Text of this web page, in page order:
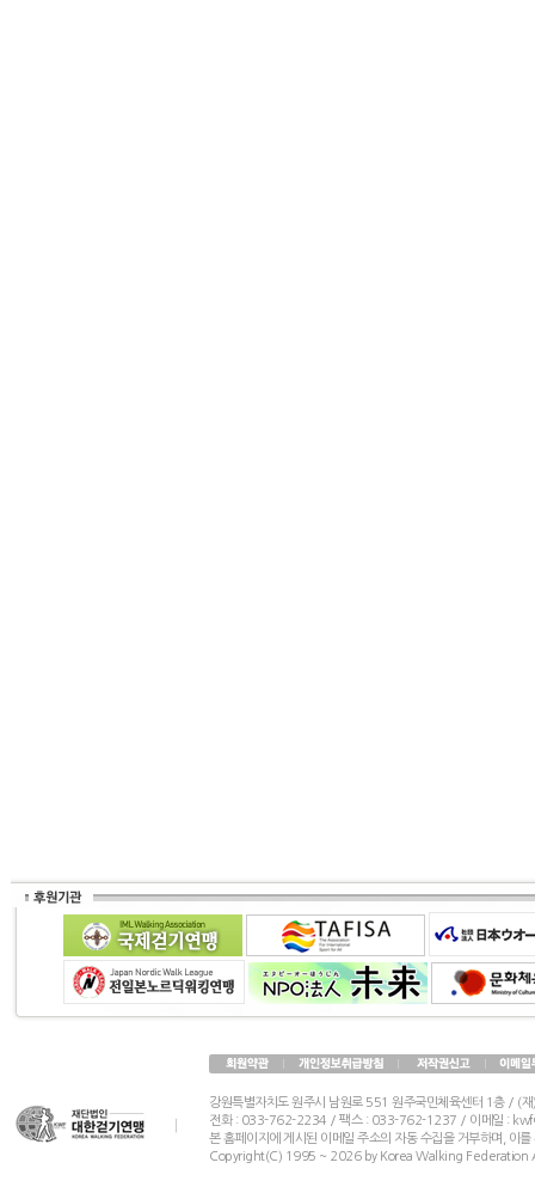
강원특별자치도 원주시 남원로 551 원주국민체육센터 1층 / (재
전화 : 033-762-2234 / 팩스 : 033-762-1237 / 이메일 :
본 홈페이지에 게시된 이메일 주소의 자동 수집을 거부하며, 이
Copyright(C) 1995 ~ 2026 by Korea Walking Federation